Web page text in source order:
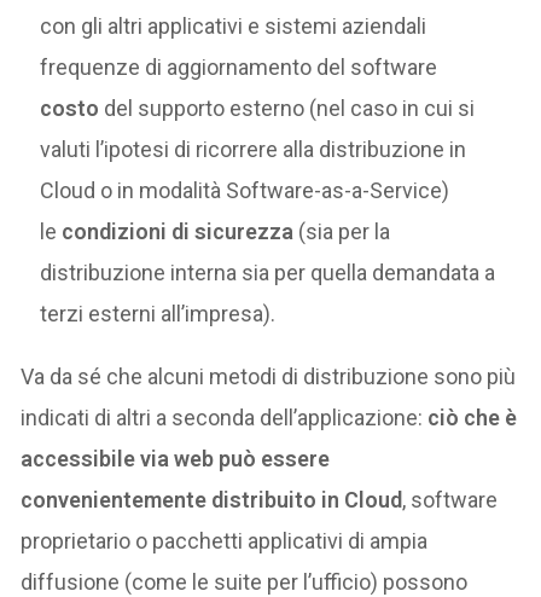
con gli altri applicativi e sistemi aziendali
frequenze di aggiornamento del software
costo del supporto esterno (nel caso in cui si
valuti l’ipotesi di ricorrere alla distribuzione in
Cloud o in modalità Software-as-a-Service)
le condizioni di sicurezza (sia per la
distribuzione interna sia per quella demandata a
terzi esterni all’impresa).
Va da sé che alcuni metodi di distribuzione sono più
indicati di altri a seconda dell’applicazione: ciò che è
accessibile via web può essere
convenientemente distribuito in Cloud, software
proprietario o pacchetti applicativi di ampia
diffusione (come le suite per l’ufficio) possono